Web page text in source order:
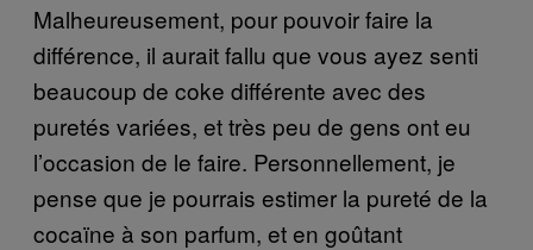
Malheureusement, pour pouvoir faire la
différence, il aurait fallu que vous ayez senti
beaucoup de coke différente avec des
puretés variées, et très peu de gens ont eu
l’occasion de le faire. Personnellement, je
pense que je pourrais estimer la pureté de la
cocaïne à son parfum, et en goûtant